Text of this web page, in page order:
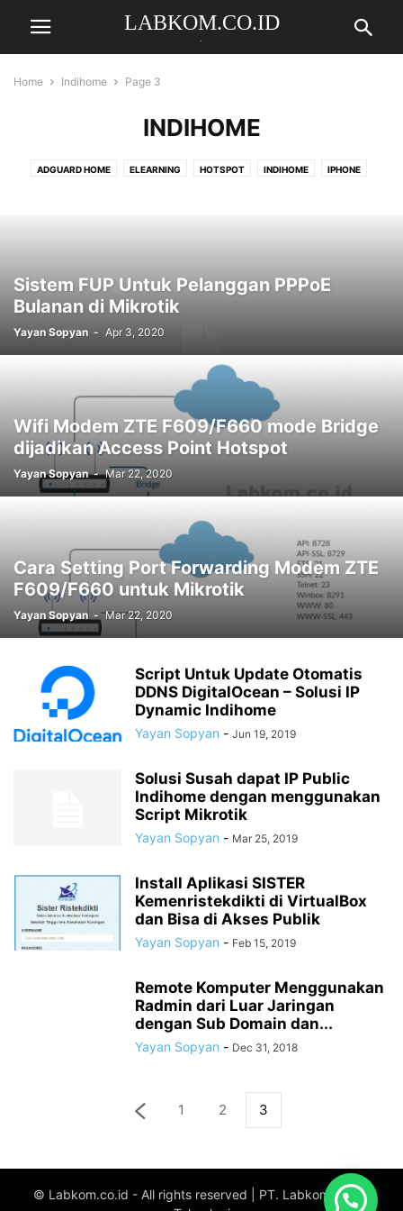
LABKOM.CO.ID
Home Indihome Page 3
INDIHOME
ADGUARD HOME ELEARNING HOTSPOT INDIHOME IPHONE
Sistem FUP Untuk Pelanggan PPPoE
Bulanan di Mikrotik
Yayan Sopyan - Apr 3, 2020
Wifi Modem ZTE F609/F660 mode Bridge
dijadikan Access Point Hotspot
Yayan Sopyan - Mar 22, 2020
Cara Setting Port Forwarding Modem ZTE
F609/F660 untuk Mikrotik
Yayan Sopyan - Mar 22, 2020
Script Untuk Update Otomatis
DDNS DigitalOcean – Solusi IP
Dynamic Indihome
Yayan Sopyan - Jun 19, 2019
Solusi Susah dapat IP Public
Indihome dengan menggunakan
Script Mikrotik
Yayan Sopyan - Mar 25, 2019
Install Aplikasi SISTER
Kemenristekdikti di VirtualBox
dan Bisa di Akses Publik
Yayan Sopyan - Feb 15, 2019
Remote Komputer Menggunakan
Radmin dari Luar Jaringan
dengan Sub Domain dan...
Yayan Sopyan - Dec 31, 2018
1 2 3
© Labkom.co.id - All rights reserved | PT. Labkom Digital